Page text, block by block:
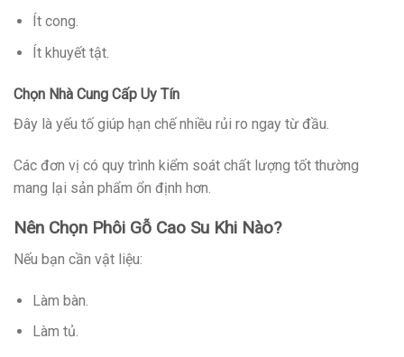
Ít cong.
Ít khuyết tật.
Chọn Nhà Cung Cấp Uy Tín
Đây là yếu tố giúp hạn chế nhiều rủi ro ngay từ đầu.
Các đơn vị có quy trình kiểm soát chất lượng tốt thường
mang lại sản phẩm ổn định hơn.
Nên Chọn Phôi Gỗ Cao Su Khi Nào?
Nếu bạn cần vật liệu:
Làm bàn.
Làm tủ.